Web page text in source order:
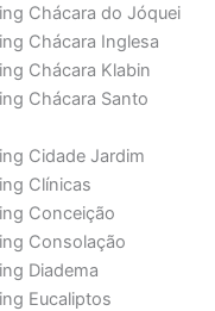
Chácara do Jóquei
Chácara Inglesa
Chácara Klabin
Chácara Santo
Cidade Jardim
Clínicas
Conceição
Consolação
Diadema
Eucaliptos